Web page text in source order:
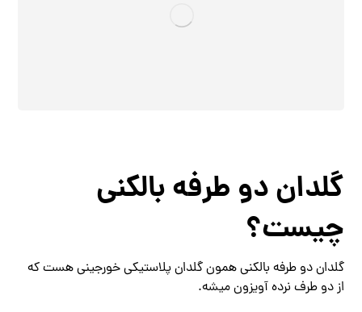
گلدان دو طرفه بالکنی
چیست؟
گلدان دو طرفه بالکنی همون گلدان پلاستیکی خورجینی هست که
از دو طرف نرده آویزون میشه.